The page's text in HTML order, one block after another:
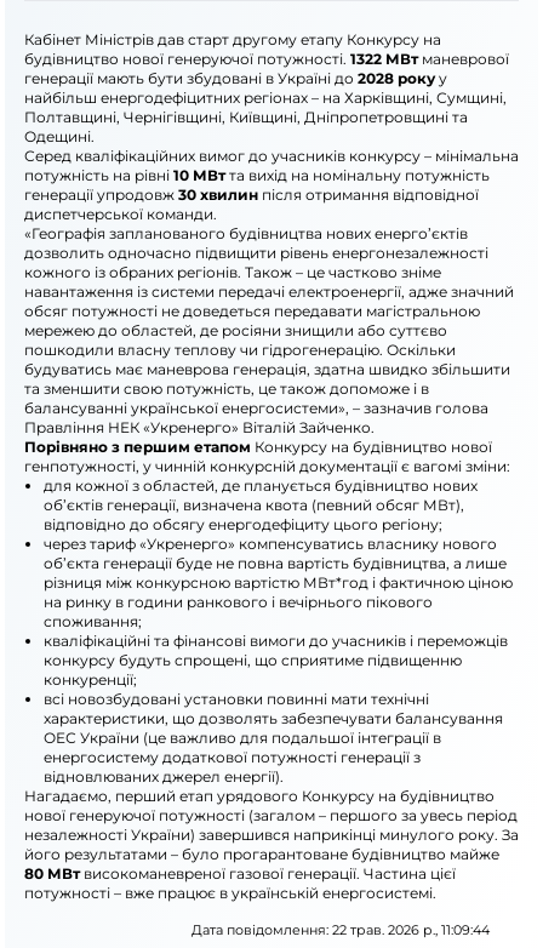
Кабінет Міністрів дав старт другому етапу Конкурсу на
будівництво нової генеруючої потужності. 1322 МВтманеврової
генерації мають бути збудовані в Україні до 2028 рокуу
найбільш енергодефіцитних регіонах – на Харківщині, Сумщині,
Полтавщині, Чернігівщині, Київщині, Дніпропетровщині та
Одещині.
Серед кваліфікаційних вимог до учасників конкурсу – мінімальна
потужність на рівні 10 МВтта вихід на номінальну потужність
генерації упродовж 30 хвилин після отримання відповідної
диспетчерської команди.
«Географія запланованого будівництва нових енерго’єктів
дозволить одночасно підвищити рівень енергонезалежності
кожного із обраних регіонів. Також – це частково зніме
навантаження із системи передачі електроенергії, адже значний
обсяг потужності не доведеться передавати магістральною
мережею до областей, де росіяни знищили або суттєво
пошкодили власну теплову чи гідрогенерацію. Оскільки
будуватись має маневрова генерація, здатна швидко збільшити
та зменшити свою потужність, це також допоможе і в
балансуванні української енергосистеми», – зазначив голова
Правління НЕК «Укренерго» Віталій Зайченко.
Порівняно з першим етапом Конкурсу на будівництво нової
генпотужності, у чинній конкурсній документації є вагомі зміни:
для кожної з областей, де планується будівництво нових
об’єктів генерації, визначена квота (певний обсяг МВт),
відповідно до обсягу енергодефіциту цього регіону;
через тариф «Укренерго» компенсуватись власнику нового
об’єкта генерації буде не повна вартість будівництва, а лише
різниця між конкурсною вартістю МВт*год і фактичною ціною
на ринку в години ранкового і вечірнього пікового
споживання;
кваліфікаційні та фінансові вимоги до учасників і переможців
конкурсу будуть спрощені, що сприятиме підвищенню
конкуренції;
всі новозбудовані установки повинні мати технічні
характеристики, що дозволять забезпечувати балансування
ОЕС України (це важливо для подальшої інтеграції в
енергосистему додаткової потужності генерації з
відновлюваних джерел енергії).
Нагадаємо, перший етап урядового Конкурсу на будівництво
нової генеруючої потужності (загалом – першого за увесь період
незалежності України) завершився наприкінці минулого року. За
його результатами – було прогарантоване будівництво майже
80 МВтвисокоманевреної газової генерації. Частина цієї
потужності – вже працює в українській енергосистемі.
Дата повідомлення: 22 трав. 2026 р., 11:09:44